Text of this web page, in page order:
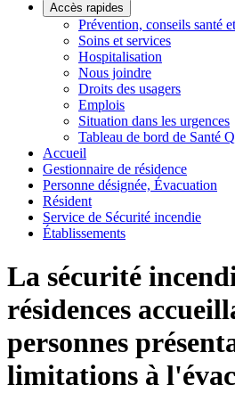
Accès rapides
Prévention, conseils santé
Soins et services
Hospitalisation
Nous joindre
Droits des usagers
Emplois
Situation dans les urgences
Tableau de bord de Santé
Accueil
Gestionnaire de résidence
Personne désignée, Évacuation
Résident
Service de Sécurité incendie
Établissements
La sécurité
résidences
personnes
limitations à